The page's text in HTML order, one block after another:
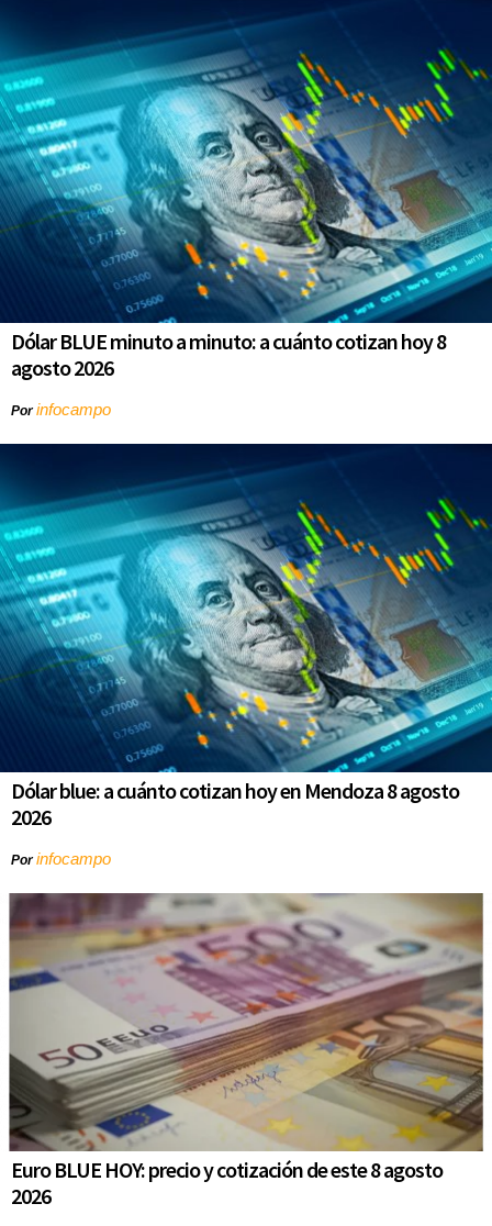
Dólar BLUE minuto a minuto: a cuánto cotizan hoy 8
agosto 2026
Porinfocampo
Dólar blue: a cuánto cotizan hoy en Mendoza 8 agosto
2026
Porinfocampo
Euro BLUE HOY: precio y cotización de este 8 agosto
2026